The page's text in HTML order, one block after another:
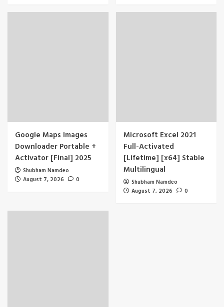
Google Maps Images
Downloader Portable +
Activator [Final] 2025
Shubham Namdeo
August 7, 2026
0
Microsoft Excel 2021
Full-Activated
[Lifetime] [x64] Stable
Multilingual
Shubham Namdeo
August 7, 2026
0